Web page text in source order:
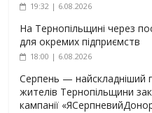
19:32 | 6.08.2026
На Тернопільщині через
для окремих підприємств
18:00 | 6.08.2026
Серпень — найскладніший
жителів Тернопільщини
кампанії